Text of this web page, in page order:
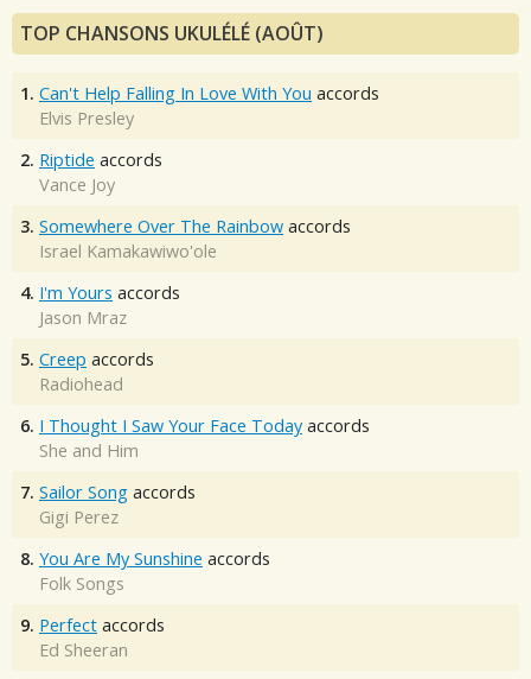
TOP CHANSONS UKULÉLÉ (AOÛT)
1. Can't Help Falling In Love With You accords
Elvis Presley
2. Riptide accords
Vance Joy
3. Somewhere Over The Rainbow accords
Israel Kamakawiwo'ole
4. I'm Yours accords
Jason Mraz
5. Creep accords
Radiohead
6. I Thought I Saw Your Face Today accords
She and Him
7. Sailor Song accords
Gigi Perez
8. You Are My Sunshine accords
Folk Songs
9. Perfect accords
Ed Sheeran